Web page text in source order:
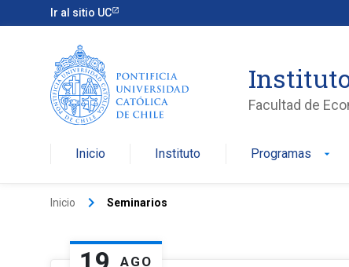
Ir al sitio UC
Facultad de
Inicio Instituto Programas arrow_drop_down
Inicio keyboard_arrow_right Seminarios
AGO